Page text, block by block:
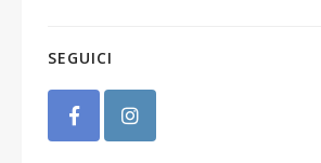
SEGUICI